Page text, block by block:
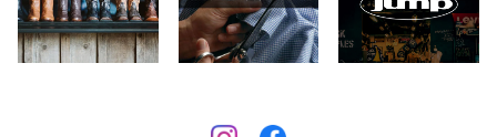
Crescent Down Works